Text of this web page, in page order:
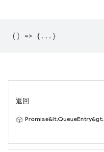
() => {...}
返回
Promise&lt;QueueEntry&gt;